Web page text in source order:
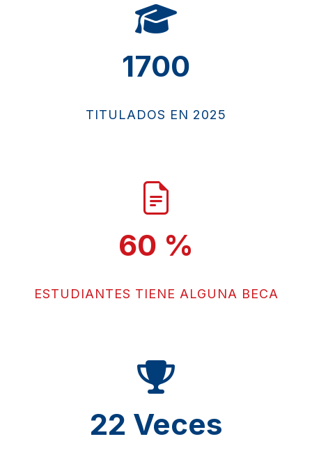
1700
TITULADOS EN 2025
60 %
ESTUDIANTES TIENE ALGUNA BECA
22 Veces